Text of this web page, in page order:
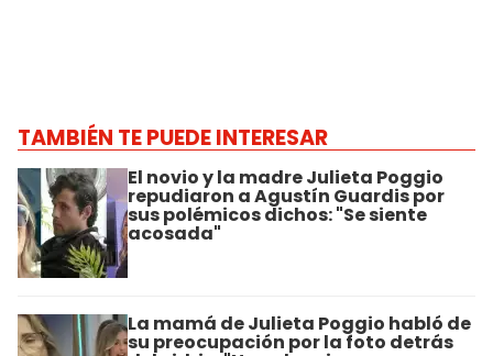
TAMBIÉN TE PUEDE INTERESAR
El novio y la madre Julieta Poggio
repudiaron a Agustín Guardis por
sus polémicos dichos: "Se siente
acosada"
La mamá de Julieta Poggio habló de
su preocupación por la foto detrás